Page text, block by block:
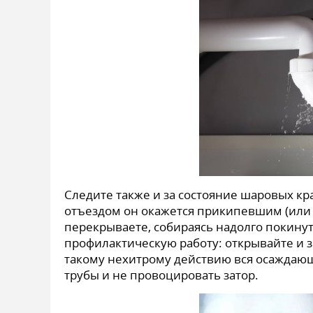
Следите также и за состояние шаровых
отъездом он окажется прикипевшим
перекрываете, собираясь надолго
профилактическую работу: открывайте и
такому нехитрому действию вся
трубы и не провоцировать затор.